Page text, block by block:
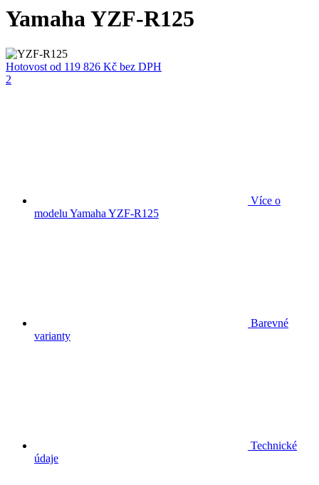
Yamaha YZF-R125
Hotovost od 119 826 Kč bez DPH
2
Více o
modelu Yamaha YZF-R125
Barevné
varianty
Technické
údaje